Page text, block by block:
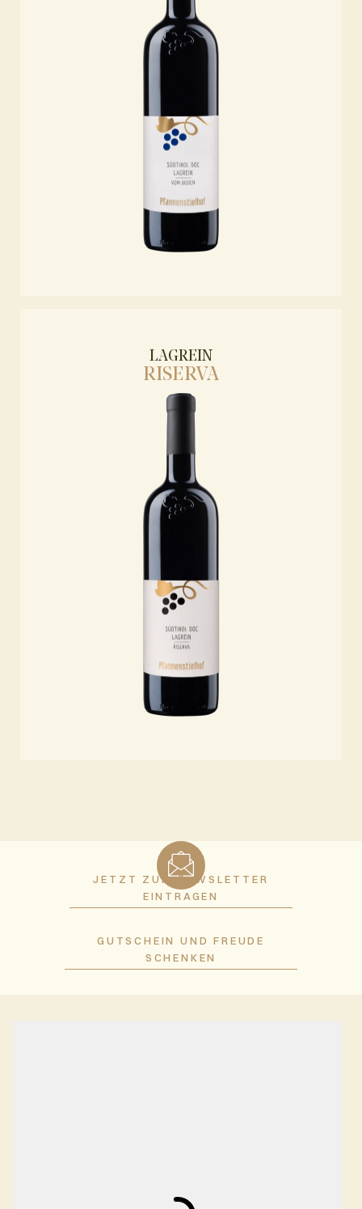
LAGREIN
RISERVA
JETZT ZUM NEWSLETTER
EINTRAGEN
GUTSCHEIN UND FREUDE
SCHENKEN